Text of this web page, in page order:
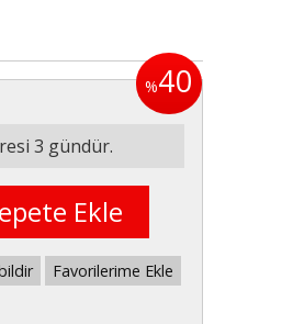
%40
3 gündür.
Ekle
Favorilerime Ekle